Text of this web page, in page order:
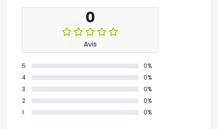
0
Avis
5
0%
4
0%
3
0%
2
0%
1
0%